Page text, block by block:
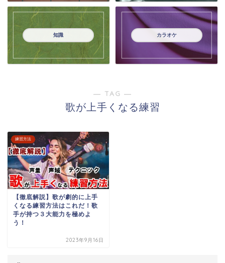
知識 カラオケ
― TAG ―
歌が上手くなる練習
練習方法
【徹底解説】歌が劇的に上手
くなる練習方法はこれだ！歌
手が持つ３大能力を極めよ
う！
2023年9月16日